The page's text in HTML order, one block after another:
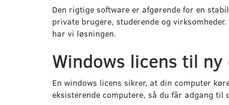
Den rigtige software er afgørende for en
private brugere, studerende og
har vi løsningen.
Windows licens til
En windows licens sikrer, at din computer
eksisterende computere, så du får adgang til